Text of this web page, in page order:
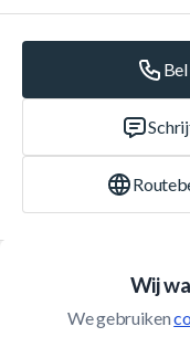
Wij
We gebruiken